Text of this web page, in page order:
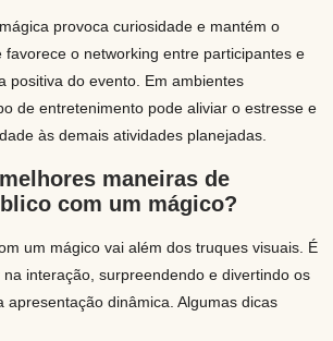
provoca curiosidade e mantém o
favorece o networking entre participantes e
positiva do evento. Em ambientes
de entretenimento pode aliviar o estresse e
às demais atividades planejadas.
maneiras de
com um mágico?
um mágico vai além dos truques visuais. É
interação, surpreendendo e divertindo os
apresentação dinâmica. Algumas dicas